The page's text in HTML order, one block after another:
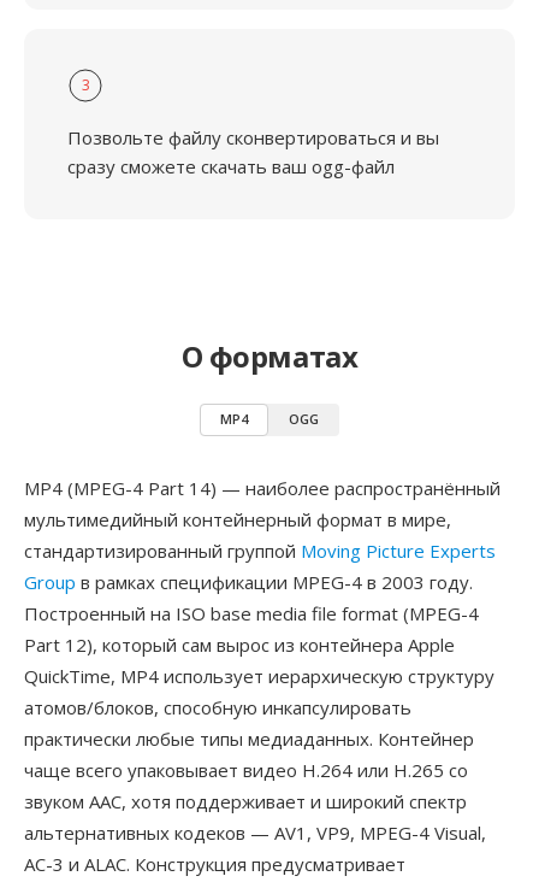
3
Позвольте файлу сконвертироваться и вы
сразу сможете скачать ваш ogg-файл
О форматах
MP4 OGG
MP4 (MPEG-4 Part 14) — наиболее распространённый
мультимедийный контейнерный формат в мире,
стандартизированный группой Moving Picture Experts
Group в рамках спецификации MPEG-4 в 2003 году.
Построенный на ISO base media file format (MPEG-4
Part 12), который сам вырос из контейнера Apple
QuickTime, MP4 использует иерархическую структуру
атомов/блоков, способную инкапсулировать
практически любые типы медиаданных. Контейнер
чаще всего упаковывает видео H.264 или H.265 со
звуком AAC, хотя поддерживает и широкий спектр
альтернативных кодеков — AV1, VP9, MPEG-4 Visual,
AC-3 и ALAC. Конструкция предусматривает